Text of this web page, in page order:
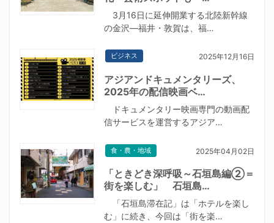
3月16日に延伸開業する北陸新幹線
の金沢―福井・敦賀は、福…
ビジネス 2025年12月16日
アジアンドキュメンタリーズ、
2025年の配信映画ベ…
ドキュメンタリー映画専門の動画配
信サービスを運営するアジア…
食・農・地域 2025年04月02日
「ときどき深呼吸～石垣島編②＝
街を楽しむ」 石垣島…
「石垣島滞在記」は「ホテルを楽し
む」に続き、今回は「街を楽…